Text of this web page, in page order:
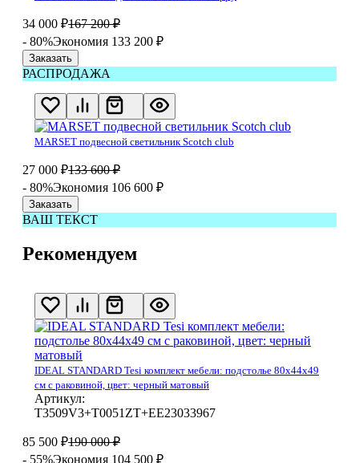
34 000 ₽167 200 ₽
- 80%Экономия 133 200 ₽
Заказать
РАСПРОДАЖА
MARSET подвесной светильник Scotch club
27 000 ₽133 600 ₽
- 80%Экономия 106 600 ₽
Заказать
ВАШ ТЕКСТ
Рекомендуем
IDEAL STANDARD Tesi комплект мебели: подстолье 80x44x49
см с раковиной, цвет: черный матовый
Артикул:
T3509V3+T0051ZT+EE23033967
85 500 ₽190 000 ₽
- 55%Экономия 104 500 ₽